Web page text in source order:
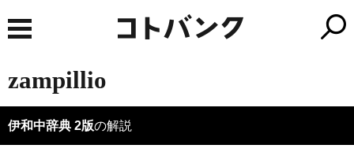
zampillio
伊和中辞典 2版の解説